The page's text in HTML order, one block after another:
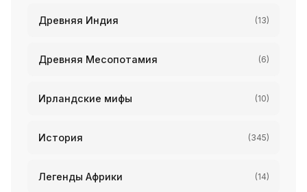
Древняя Индия (13)
Древняя Месопотамия (6)
Ирландские мифы (10)
История (345)
Легенды Африки (14)